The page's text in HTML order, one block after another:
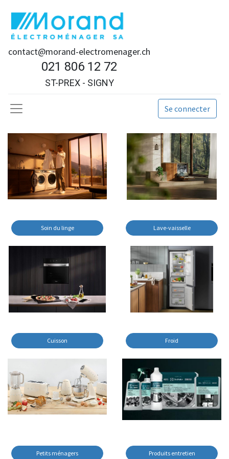
contact@morand-electromenager.ch
021 806 12 72
ST-PREX - SIGNY
Se connecter
Soin du linge Lave-vaisselle
Cuisson Froid
Petits ménagers Produits entretien